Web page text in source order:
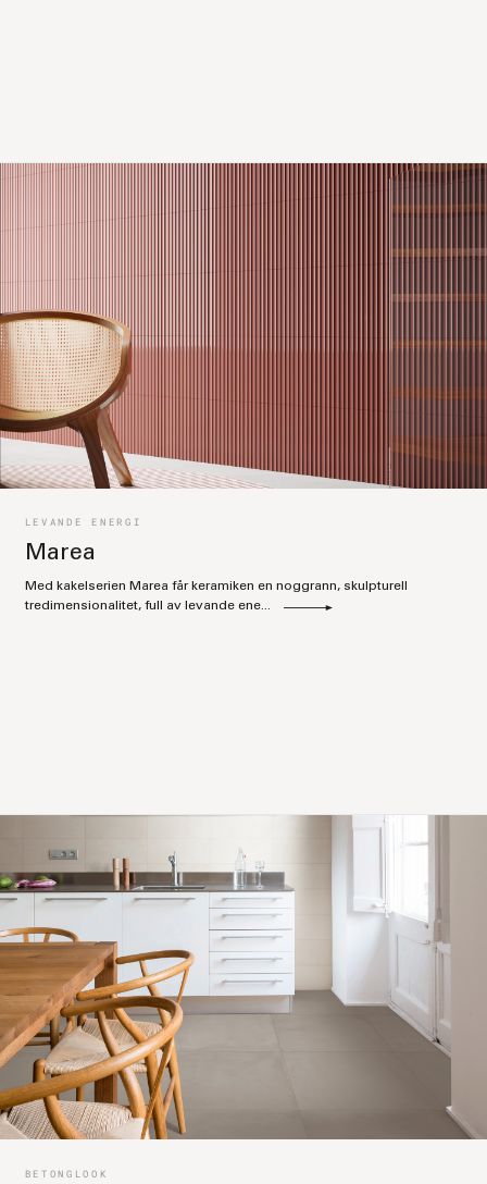
LEVANDE ENERGI
Marea
Med kakelserien Marea får keramiken en noggrann, skulpturell
tredimensionalitet, full av levande ene...
BETONGLOOK